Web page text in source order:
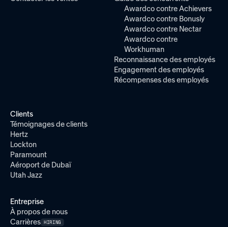
Awardco contre Achievers
Awardco contre Bonusly
Awardco contre Nectar
Awardco contre
Workhuman
Reconnaissance des employés
Engagement des employés
Récompenses des employés
Clients
Témoignages de clients
Hertz
Lockton
Paramount
Aéroport de Dubaï
Utah Jazz
Entreprise
À propos de nous
Carrières HIRING